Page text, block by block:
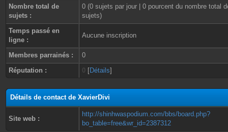
Nombre total de
sujets :
0 (0 sujets par jour | 0 pourcent du nombre total
sujets)
Temps passé en
ligne :
Aucune inscription
Membres parrainés :
0
Réputation :
0 [Détails]
Détails de contact de XavierDivi
Site web :
http://shinhwaspodium.com/bbs/board.php?
bo_table=free&wr_id=2387312